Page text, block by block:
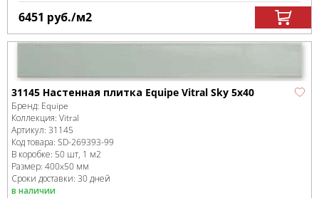
6451 руб./м2
31145 Настенная плитка Equipe Vitral Sky 5x40
Бренд: Equipe
Коллекция: Vitral
Артикул: 31145
Код товара: SD-269393-99
В коробке: 50 шт, 1 м2
Размер: 400x50 мм
Сроки доставки: 30 дней
в наличии